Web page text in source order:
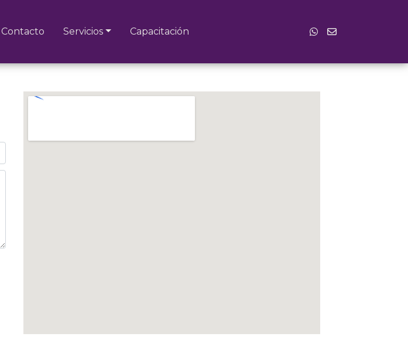
Contacto Servicios Capacitación